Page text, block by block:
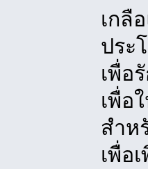
เกลื
ประ
เพื่อ
เพื่อ
สำห
เพื่อ